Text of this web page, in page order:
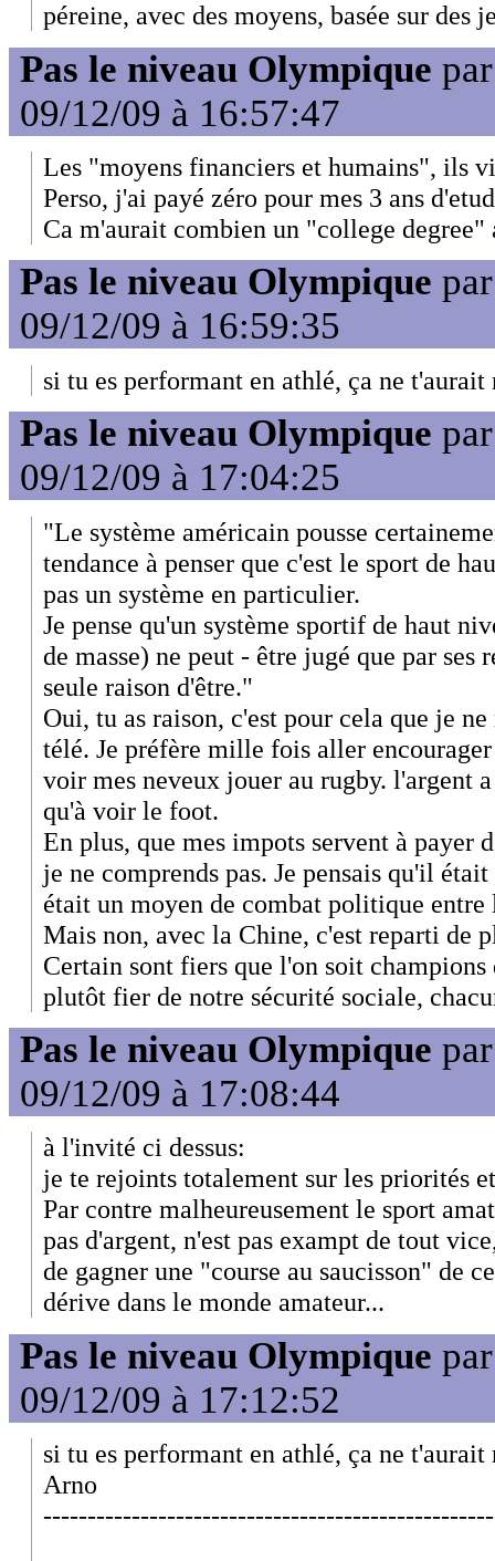
péreine, avec des moyens, basée sur des
Pas le niveau Olympique
09/12/09 à 16:57:47
Les "moyens financiers et humains", ils
Perso, j'ai payé zéro pour mes 3 ans
Ca m'aurait combien un "college degree"
Pas le niveau Olympique
09/12/09 à 16:59:35
si tu es performant en athlé, ça ne t'aurait
Pas le niveau Olympique
09/12/09 à 17:04:25
"Le système américain pousse
tendance à penser que c'est le sport de
pas un système en particulier.
Je pense qu'un système sportif de haut
de masse) ne peut - être jugé que par ses
seule raison d'être."
Oui, tu as raison, c'est pour cela que je
télé. Je préfère mille fois aller
voir mes neveux jouer au rugby. l'argent
qu'à voir le foot.
En plus, que mes impots servent à payer
je ne comprends pas. Je pensais qu'il
était un moyen de combat politique entre
Mais non, avec la Chine, c'est reparti de
Certain sont fiers que l'on soit
plutôt fier de notre sécurité sociale,
Pas le niveau Olympique
09/12/09 à 17:08:44
à l'invité ci dessus:
je te rejoints totalement sur les priorités
Par contre malheureusement le sport
pas d'argent, n'est pas exampt de tout
de gagner une "course au saucisson" de
dérive dans le monde amateur...
Pas le niveau Olympique
09/12/09 à 17:12:52
si tu es performant en athlé, ça ne t'aurait
Arno